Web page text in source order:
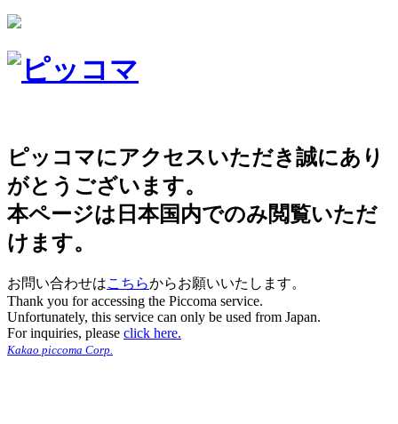
ピッコマにアクセスいただき誠にあり
がとうございます。
本ページは日本国内でのみ閲覧いただ
けます。
お問い合わせはこちらからお願いいたします。
Thank you for accessing the Piccoma service.
Unfortunately, this service can only be used from Japan.
For inquiries, please click here.
Kakao piccoma Corp.